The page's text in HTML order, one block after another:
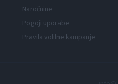
Naročnine
Pogoji uporabe
Pravila volilne kampanje